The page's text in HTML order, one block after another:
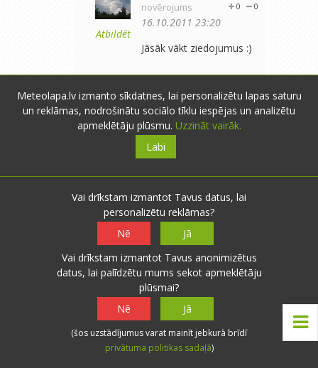
Atbildēt
novērojums
0
0
16.10.2011 23:20
Jāsāk vākt ziedojumus :)
B berzins42 - Cēsis - 0
novērojumi
0
17.10.2011 18:19
es iepirku strikealert loti
vienkars rada distanci,
rada vai vetra tuvaijas vai
atalinas. pats detektors
maksa 35ls ir ari krutaki pa
2
Meteolapa.lv izmanto sīkdatnes, lai personalizētu lapas saturu
un reklāmas, nodrošinātu sociālo tīklu iespējas un analizētu
apmeklētāju plūsmu. Uzzināt vairāk.
Labi
Vai drīkstam izmantot Tavus datus, lai
personalizētu reklāmas?
Nē
Jā
Vai drīkstam izmantot Tavus anonimizētus
datus, lai palīdzētu mums sekot apmeklētāju
plūsmai?
Nē
Jā
(šos uzstādījumus varat mainīt jebkurā brīdī
privātuma politikas sadaļā)